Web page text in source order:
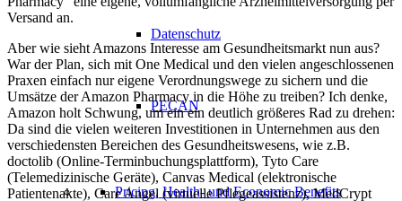
Datenschutz
PECAN
Pricing, Health- und Economic Benefits
Versand an.
Aber wie sieht Amazons Interesse am Gesundheitsmarkt nun aus?
War der Plan, sich mit One Medical und den vielen angeschlossenen
Praxen einfach nur eigene Verordnungswege zu sichern und die
Umsätze der Amazon Pharmacy in die Höhe zu treiben? Ich denke,
Amazon holt Schwung, um ein ein deutlich größeres Rad zu drehen:
Da sind die vielen weiteren Investitionen in Unternehmen aus den
verschiedensten Bereichen des Gesundheitswesens, wie z.B.
doctolib (Online-Terminbuchungsplattform), Tyto Care
(Telemedizinische Geräte), Canvas Medical (elektronische
Patientenakte), Care Angel (virtuelle Pflegeassistenz), MedCrypt